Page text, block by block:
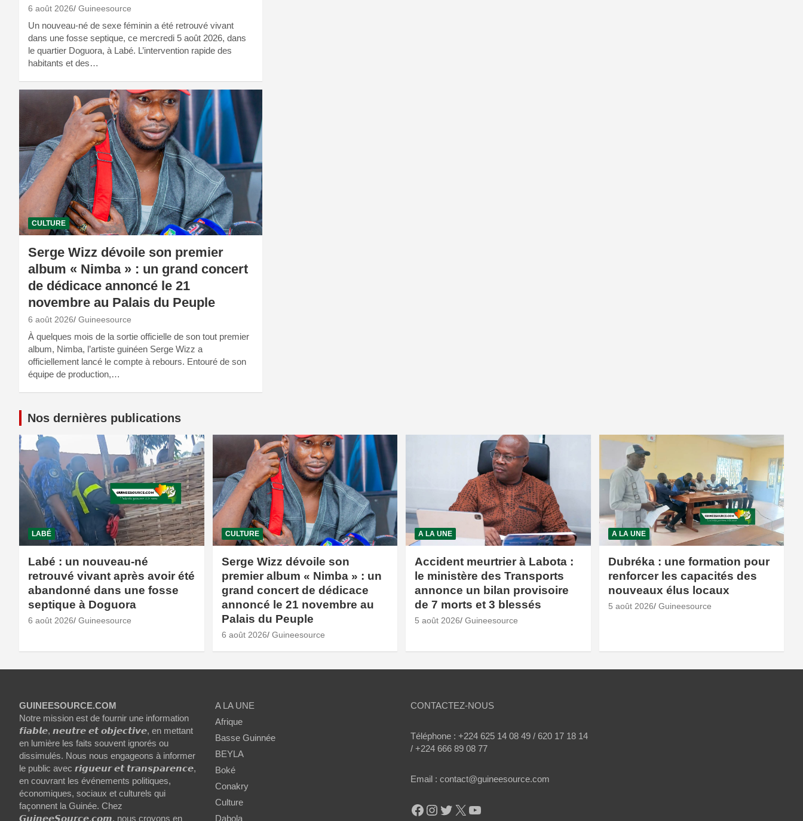
6 août 2026 Guineesource
Un nouveau-né de sexe féminin a été retrouvé vivant
dans une fosse septique, ce mercredi 5 août 2026, dans
le quartier Doguora, à Labé. L’intervention rapide des
habitants et des…
CULTURE
Serge Wizz dévoile son premier
album « Nimba » : un grand concert
de dédicace annoncé le 21
novembre au Palais du Peuple
6 août 2026 Guineesource
À quelques mois de la sortie officielle de son tout premier
album, Nimba, l’artiste guinéen Serge Wizz a
officiellement lancé le compte à rebours. Entouré de son
équipe de production,…
Nos dernières publications
LABÉ
Labé : un nouveau-né
retrouvé vivant après avoir été
abandonné dans une fosse
septique à Doguora
6 août 2026 Guineesource
CULTURE
Serge Wizz dévoile son
premier album « Nimba » : un
grand concert de dédicace
annoncé le 21 novembre au
Palais du Peuple
6 août 2026 Guineesource
A LA UNE
Accident meurtrier à Labota :
le ministère des Transports
annonce un bilan provisoire
de 7 morts et 3 blessés
5 août 2026 Guineesource
A LA UNE
Dubréka : une formation pour
renforcer les capacités des
nouveaux élus locaux
5 août 2026 Guineesource
GUINEESOURCE.COM
Notre mission est de fournir une information
𝙛𝙞𝙖𝙗𝙡𝙚, 𝙣𝙚𝙪𝙩𝙧𝙚 𝙚𝙩 𝙤𝙗𝙟𝙚𝙘𝙩𝙞𝙫𝙚, en mettant
en lumière les faits souvent ignorés ou
dissimulés. Nous nous engageons à informer
le public avec 𝙧𝙞𝙜𝙪𝙚𝙪𝙧 𝙚𝙩 𝙩𝙧𝙖𝙣𝙨𝙥𝙖𝙧𝙚𝙣𝙘𝙚,
en couvrant les événements politiques,
économiques, sociaux et culturels qui
façonnent la Guinée. Chez
𝙂𝙪𝙞𝙣𝙚𝙚𝙎𝙤𝙪𝙧𝙘𝙚.𝙘𝙤𝙢, nous croyons en
A LA UNE
Afrique
Basse Guinnée
BEYLA
Boké
Conakry
Culture
Dabola
CONTACTEZ-NOUS
Téléphone : +224 625 14 08 49 / 620 17 18 14
/ +224 666 89 08 77
Email : contact@guineesource.com
Facebook
Instagram
Twitter
X YouTube